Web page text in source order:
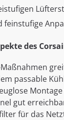
feinstufige
des
passable
gut
für das